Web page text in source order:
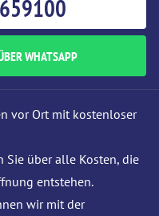
WHATSAPP
vor Ort mit kostenloser
Sie über alle Kosten, die
entstehen.
wir mit der